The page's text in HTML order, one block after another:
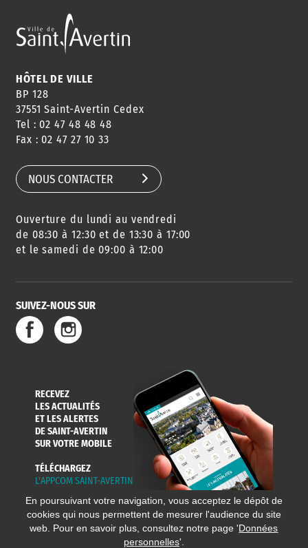
ANNUAIRE
HORAIRES
CONSEILS
DE QUARTIER
AGENDA
DES SORTIES
URBANISME
SERVICE
DE L'EAU
HÔTEL DE VILLE
BP 128
37551 Saint-Avertin Cedex
Tel : 02 47 48 48 48
Fax : 02 47 27 10 33
NOUS CONTACTER
Ouverture du lundi au vendredi
de 08:30 à 12:30 et de 13:30 à 17:00
et le samedi de 09:00 à 12:00
SUIVEZ-NOUS SUR
RECEVEZ
LES ACTUALITÉS
ET LES ALERTES
DE SAINT-AVERTIN
SUR VOTRE MOBILE
TÉLÉCHARGEZ
L'APPCOM SAINT-AVERTIN
En poursuivant votre navigation, vous acceptez le dépôt de
cookies qui nous permettent de mesurer l'audience du site
web. Pour en savoir plus, consultez notre page 'Données
personnelles'.